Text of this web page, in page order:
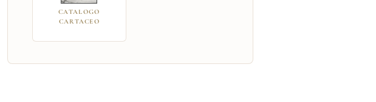
CATALOGO
CARTACEO